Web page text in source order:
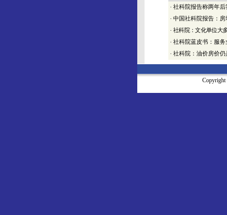
· 社科院报告称两年
· 中国社科院报告：房
· 社科院：文化单位大
· 社科院蓝皮书：服
· 社科院：油价房价